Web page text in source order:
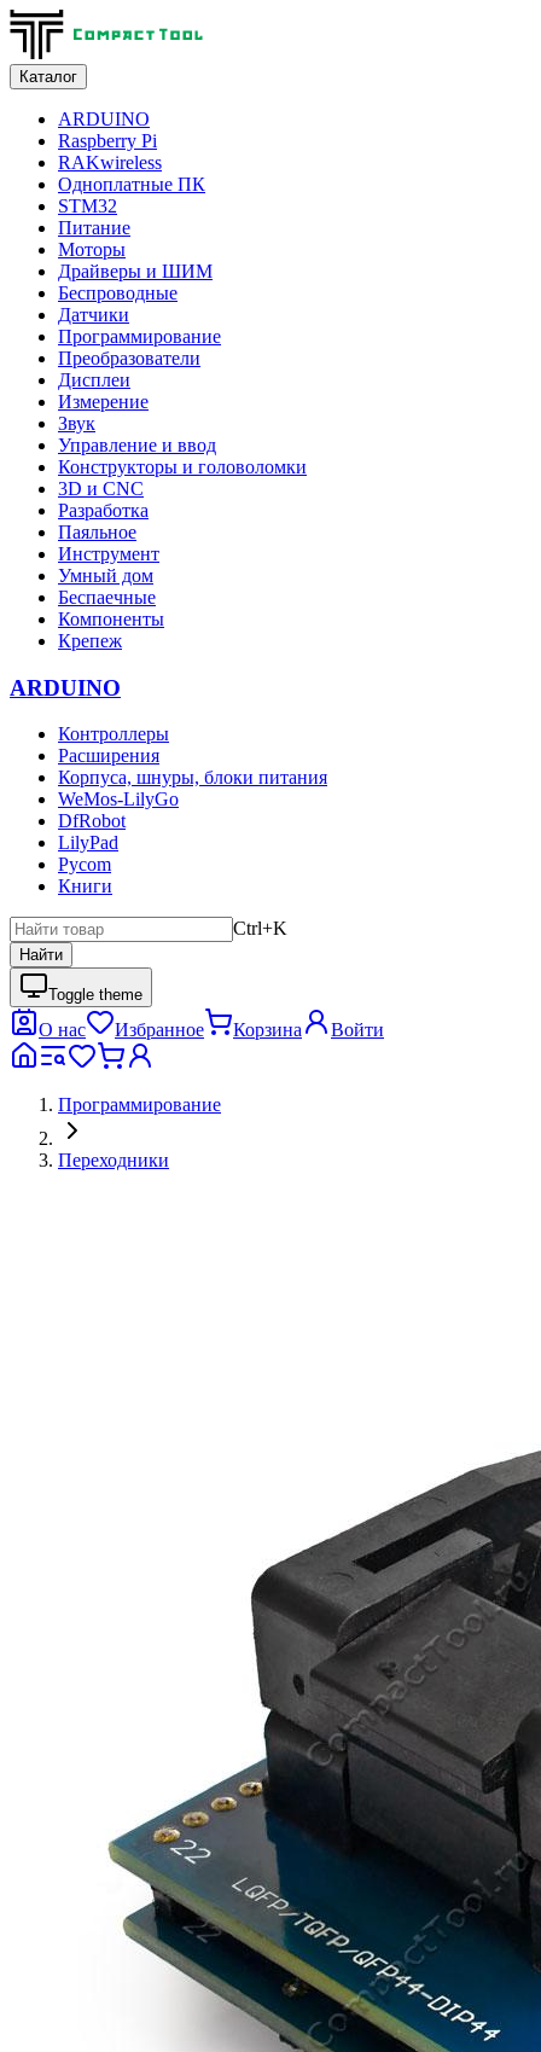
Каталог
ARDUINO
Raspberry Pi
RAKwireless
Одноплатные ПК
STM32
Питание
Моторы
Драйверы и ШИМ
Беспроводные
Датчики
Программирование
Преобразователи
Дисплеи
Измерение
Звук
Управление и ввод
Конструкторы и головоломки
3D и CNC
Разработка
Паяльное
Инструмент
Умный дом
Беспаечные
Компоненты
Крепеж
ARDUINO
Контроллеры
Расширения
Корпуса, шнуры, блоки питания
WeMos-LilyGo
DfRobot
LilyPad
Pycom
Книги
Ctrl+K
Найти
Toggle theme
О нас Избранное Корзина Войти
Программирование
Переходники